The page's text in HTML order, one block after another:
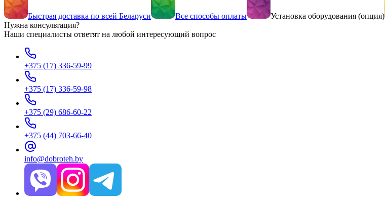
Быстрая доставка по всей Беларуси Все способы оплаты Установка оборудования (опция)
Нужна консультация?
Наши специалисты ответят на любой интересующий вопрос
+375 (17) 336-59-99
+375 (17) 336-59-98
+375 (29) 686-60-22
+375 (44) 703-66-40
info@dobroteh.by